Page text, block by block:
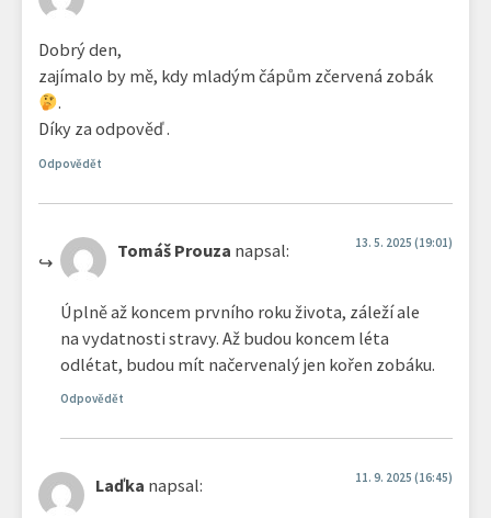
Dobrý den,
zajímalo by mě, kdy mladým čápům zčervená zobák
.
Díky za odpověď .
Odpovědět
Tomáš Prouza napsal: 13. 5. 2025 (19:01)
Úplně až koncem prvního roku života, záleží ale
na vydatnosti stravy. Až budou koncem léta
odlétat, budou mít načervenalý jen kořen zobáku.
Odpovědět
Laďka napsal: 11. 9. 2025 (16:45)